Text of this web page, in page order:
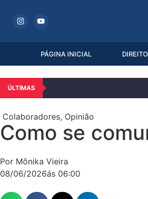
PÁGINA INICIAL
ÚLTIMAS
Colaboradores, Opinião
Como se
Por Mônika Vieira
08/06/2026ás 06:00